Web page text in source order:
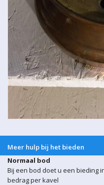
Meer hulp bij het bieden
Normaal bod
Bij een bod doet u een bieding
bedrag per kavel